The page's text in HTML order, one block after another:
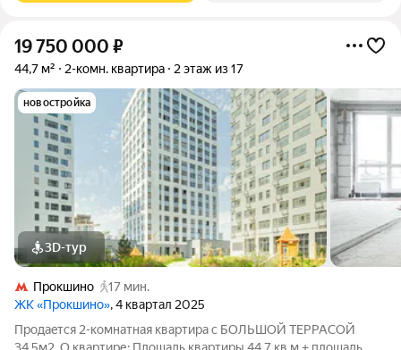
19 750 000 ₽
44,7 м² 2-комн. квартира 2 этаж из 17
новостройка
3D-тур
Прокшино
17 мин.
ЖК «Прокшино», 4 квартал 2025
Продaeтcя 2-кoмнaтная кваpтиpa с БOЛЬШOЙ ТEPРАCОЙ